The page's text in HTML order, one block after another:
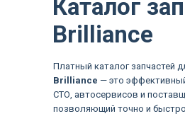
Платный каталог запчастей
Brilliance — это
СТО, автосервисов и
позволяющий точно и
Каталог
Brilliance